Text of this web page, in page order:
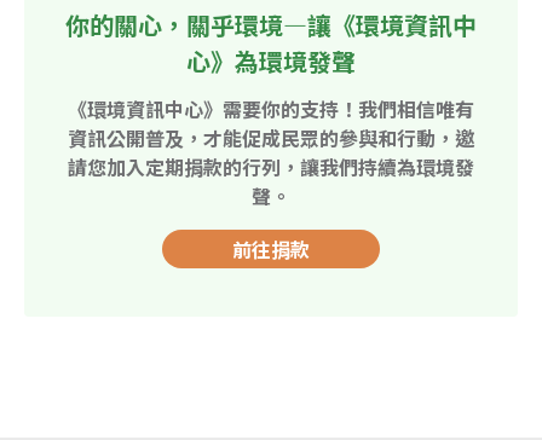
你的關心，關乎環境—讓《環境資訊中
心》為環境發聲
《環境資訊中心》需要你的支持！我們相信唯有
資訊公開普及，才能促成民眾的參與和行動，邀
請您加入定期捐款的行列，讓我們持續為環境發
聲。
前往捐款